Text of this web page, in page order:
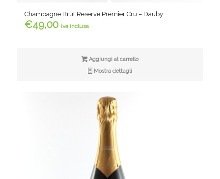
Champagne Brut Reserve Premier Cru – Dauby
€49,00 iva inclusa
Aggiungi al carrello
Mostra dettagli